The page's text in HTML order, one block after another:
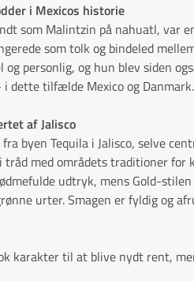
i Mexicos historie
som Malintzin på nahuatl, var
som tolk og bindeled
personlig, og hun blev siden
dette tilfælde Mexico og Danmark.
af Jalisco
byen Tequila i Jalisco, selve
tråd med områdets traditioner
udtryk, mens Gold-
urter. Smagen er fyldig og
karakter til at blive nydt rent,